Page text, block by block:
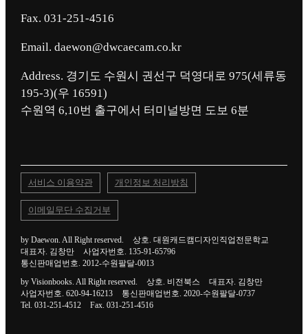
Fax. 031-251-4516
Email. daewon@dwcaecam.co.kr
Address. 경기도 수원시 권선구 덕영대로 975(세류동
195-3)(우 16591)
서비스 이용약관 개인정보 처리방침
이메일무단 수집거부
by Daewon. All Right reserved.
상호. 대원캐드캠디자인직업전문학교
대표자. 김창만
사업자번호. 135-91-65796
통신판매업번호. 2012-수원팔달-0013
by Visionbooks. All Right reserved. 상호. 비전북스
대표자. 김창만
사업자번호. 620-94-16213
통신판매업번호. 2020-수원팔달-0737
Tel. 031-251-4512
Fax. 031-251-4516